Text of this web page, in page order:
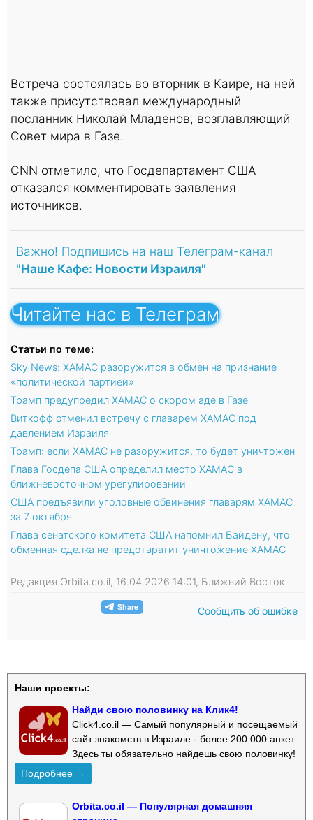
Встреча состоялась во вторник в Каире, на ней
также присутствовал международный
посланник Николай Младенов, возглавляющий
Совет мира в Газе.
CNN отметило, что Госдепартамент США
отказался комментировать заявления
источников.
Важно! Подпишись на наш Телеграм-канал
"Наше Кафе: Новости Израиля"
Читайте нас в Телеграм
Статьи по теме:
Sky News: ХАМАС разоружится в обмен на признание
«политической партией»
Трамп предупредил ХАМАС о скором аде в Газе
Виткофф отменил встречу с главарем ХАМАС под
давлением Израиля
Трамп: если ХАМАС не разоружится, то будет уничтожен
Глава Госдепа США определил место ХАМАС в
ближневосточном урегулировании
США предъявили уголовные обвинения главарям ХАМАС
за 7 октября
Глава сенатского комитета США напомнил Байдену, что
обменная сделка не предотвратит уничтожение ХАМАС
Редакция Orbita.co.il, 16.04.2026 14:01, Ближний Восток
Сообщить об ошибке
Наши проекты:
Найди свою половинку на Клик4!
Click4.co.il — Самый популярный и посещаемый
сайт знакомств в Израиле - более 200 000 анкет.
Здесь ты обязательно найдешь свою половинку!
Подробнее →
Orbita.co.il — Популярная домашняя